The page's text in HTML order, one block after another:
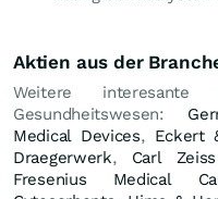
Aktien aus der
Weitere
Gesundheitswesen:
Medical Devices, Eckert
Draegerwerk, Carl
Fresenius Medical